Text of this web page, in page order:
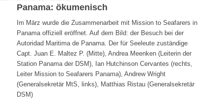
Panama: ökumenisch
Im März wurde die Zusammenarbeit mit Mission to Seafarers in
Panama offiziell eröffnet. Auf dem Bild: der Besuch bei der
Autoridad Maritima de Panama. Der für Seeleute zuständige
Capt. Juan E. Maltez P. (Mitte), Andrea Meenken (Leiterin der
Station Panama der DSM), Ian Hutchinson Cervantes (rechts,
Leiter Mission to Seafarers Panama), Andrew Wright
(Generalsekretär MtS, links), Matthias Ristau (Generalsekretär
DSM)